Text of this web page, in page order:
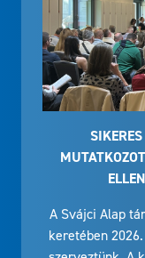
A Svájci Alap
keretében
szerveztünk. A